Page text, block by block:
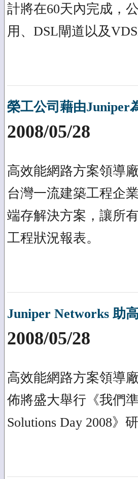
計將在60天內完成，
用、DSL閘道以及
榮工公司藉由Juniper
2008/05/28
高效能網路方案領導
台灣一流建築工程企
端存解決方案，讓所
工程狀況報表。
Juniper Networks 助
2008/05/28
高效能網路方案領導
佈將盛大舉行《我們
Solutions Day 2008》